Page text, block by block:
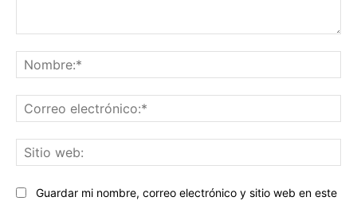
Guardar mi nombre, correo electrónico y sitio web en este